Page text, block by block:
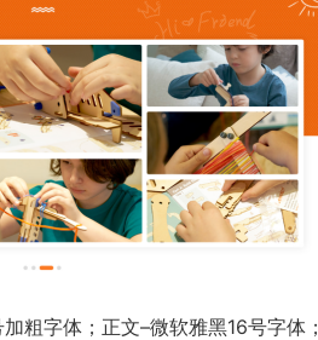
粗字体；正文–微软雅黑16号字体；